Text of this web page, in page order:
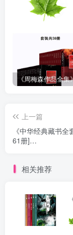
上一篇
《中华经典藏书全
61册]
相关推荐